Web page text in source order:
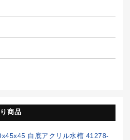
商品
白底アクリル水槽 41278-